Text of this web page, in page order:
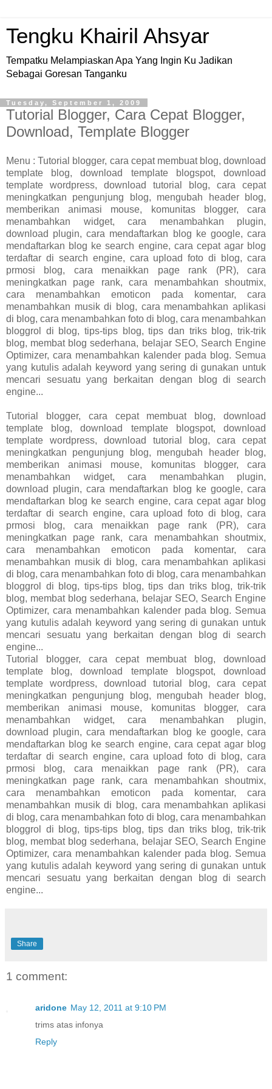
Tengku Khairil Ahsyar
Tempatku Melampiaskan Apa Yang Ingin Ku Jadikan
Sebagai Goresan Tanganku
Tuesday, September 1, 2009
Tutorial Blogger, Cara Cepat Blogger,
Download, Template Blogger
Menu : Tutorial blogger, cara cepat membuat blog, download
template blog, download template blogspot, download
template wordpress, download tutorial blog, cara cepat
meningkatkan pengunjung blog, mengubah header blog,
memberikan animasi mouse, komunitas blogger, cara
menambahkan widget, cara menambahkan plugin,
download plugin, cara mendaftarkan blog ke google, cara
mendaftarkan blog ke search engine, cara cepat agar blog
terdaftar di search engine, cara upload foto di blog, cara
prmosi blog, cara menaikkan page rank (PR), cara
meningkatkan page rank, cara menambahkan shoutmix,
cara menambahkan emoticon pada komentar, cara
menambahkan musik di blog, cara menambahkan aplikasi
di blog, cara menambahkan foto di blog, cara menambahkan
bloggrol di blog, tips-tips blog, tips dan triks blog, trik-trik
blog, membat blog sederhana, belajar SEO, Search Engine
Optimizer, cara menambahkan kalender pada blog. Semua
yang kutulis adalah keyword yang sering di gunakan untuk
mencari sesuatu yang berkaitan dengan blog di search
engine...
Tutorial blogger, cara cepat membuat blog, download
template blog, download template blogspot, download
template wordpress, download tutorial blog, cara cepat
meningkatkan pengunjung blog, mengubah header blog,
memberikan animasi mouse, komunitas blogger, cara
menambahkan widget, cara menambahkan plugin,
download plugin, cara mendaftarkan blog ke google, cara
mendaftarkan blog ke search engine, cara cepat agar blog
terdaftar di search engine, cara upload foto di blog, cara
prmosi blog, cara menaikkan page rank (PR), cara
meningkatkan page rank, cara menambahkan shoutmix,
cara menambahkan emoticon pada komentar, cara
menambahkan musik di blog, cara menambahkan aplikasi
di blog, cara menambahkan foto di blog, cara menambahkan
bloggrol di blog, tips-tips blog, tips dan triks blog, trik-trik
blog, membat blog sederhana, belajar SEO, Search Engine
Optimizer, cara menambahkan kalender pada blog. Semua
yang kutulis adalah keyword yang sering di gunakan untuk
mencari sesuatu yang berkaitan dengan blog di search
engine...
Tutorial blogger, cara cepat membuat blog, download
template blog, download template blogspot, download
template wordpress, download tutorial blog, cara cepat
meningkatkan pengunjung blog, mengubah header blog,
memberikan animasi mouse, komunitas blogger, cara
menambahkan widget, cara menambahkan plugin,
download plugin, cara mendaftarkan blog ke google, cara
mendaftarkan blog ke search engine, cara cepat agar blog
terdaftar di search engine, cara upload foto di blog, cara
prmosi blog, cara menaikkan page rank (PR), cara
meningkatkan page rank, cara menambahkan shoutmix,
cara menambahkan emoticon pada komentar, cara
menambahkan musik di blog, cara menambahkan aplikasi
di blog, cara menambahkan foto di blog, cara menambahkan
bloggrol di blog, tips-tips blog, tips dan triks blog, trik-trik
blog, membat blog sederhana, belajar SEO, Search Engine
Optimizer, cara menambahkan kalender pada blog. Semua
yang kutulis adalah keyword yang sering di gunakan untuk
mencari sesuatu yang berkaitan dengan blog di search
engine...
Share
1 comment:
aridone May 12, 2011 at 9:10 PM
trims atas infonya
Reply